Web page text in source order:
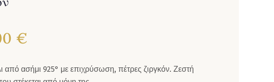
€
από ασήμι 925° με επιχρύσωση, πέτρες ζιργκόν. Ζεστή